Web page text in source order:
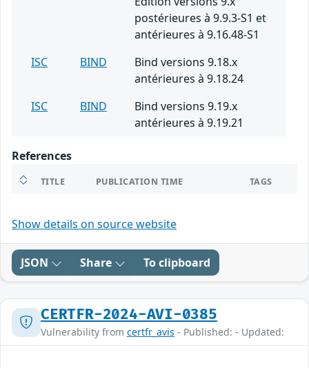
postérieures à 9.9.3-S1 et
antérieures à 9.16.48-S1
ISC
BIND
Bind versions 9.18.x
antérieures à 9.18.24
ISC
BIND
Bind versions 9.19.x
antérieures à 9.19.21
References
TITLE PUBLICATION TIME TAGS
Show details on source website
JSON Share To clipboard
CERTFR-2024-AVI-0385
Vulnerability from certfr_avis - Published: - Updated: